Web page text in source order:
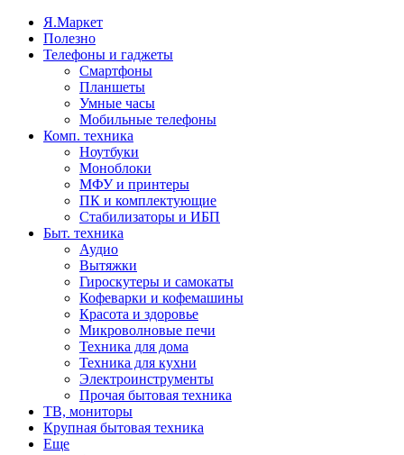
Я.Маркет
Полезно
Телефоны и гаджеты
Смартфоны
Планшеты
Умные часы
Мобильные телефоны
Комп. техника
Ноутбуки
Моноблоки
МФУ и принтеры
ПК и комплектующие
Стабилизаторы и ИБП
Быт. техника
Аудио
Вытяжки
Гироскутеры и самокаты
Кофеварки и кофемашины
Красота и здоровье
Микроволновые печи
Техника для дома
Техника для кухни
Электроинструменты
Прочая бытовая техника
ТВ, мониторы
Крупная бытовая техника
Еще